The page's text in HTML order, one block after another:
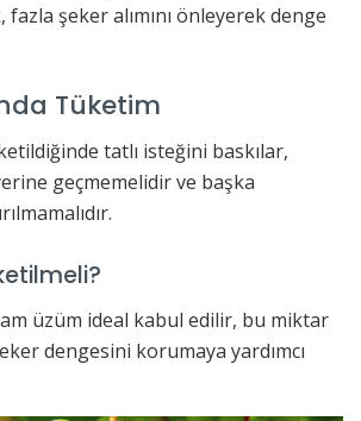
şeker alımını önleyerek denge
Tüketim
tatlı isteğini baskılar,
geçmemelidir ve başka
üzüm ideal kabul edilir, bu miktar
dengesini korumaya yardımcı